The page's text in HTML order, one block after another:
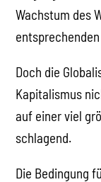
Wachstum des
Doch die
Kapitalismus
auf einer viel
schlagend.
Die Bedingung